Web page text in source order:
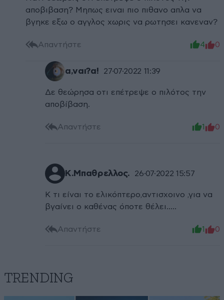
αποβιβαση? Μηπως ειναι πιο πιθανο απλα να
βγηκε εξω ο αγγλος χωρις να ρωτησει κανεναν?
Απαντήστε 4 0
α,ναι?α! 27·07·2022 11:39
Δε θεώρησα οτι επέτρεψε ο πιλότος την
αποβίβαση.
Απαντήστε 1 0
Κ.Μπαθρελλος. 26·07·2022 15:57
Κ τι είναι το ελικόπτερο,αντισχοινο ,για να
βγαίνει ο καθένας όποτε θέλει.....
Απαντήστε 1 0
TRENDING